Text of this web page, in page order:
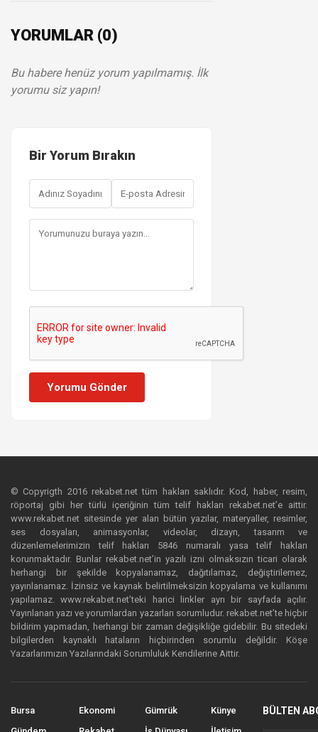
YORUMLAR (0)
Bu habere henüz yorum yapılmamış. İlk
yorumu siz yapın!
Bir Yorum Bırakın
Yorumu Gönder
© Copyrigth 2016 rekabet.net tüm hakları saklıdır. Kod, haber, resim,
röportaj gibi her türlü içeriğinin tüm telif hakları rekabet.net’e aittir.
www.rekabet.net sitesinde yer alan bütün yazılar, materyaller, resimler,
ses dosyaları, animasyonlar, videolar, dizayn, tasarım ve
düzenlemelerimizin telif hakları 5846 numaralı yasa telif hakları
korunmaktadır. Bunlar rekabet.net’in yazılı izni olmaksızın ticari olarak
herhangi bir şekilde kopyalanamaz, dağıtılamaz, değiştirilemez,
yayınlanamaz. İzinsiz ve kaynak belirtilmeksizin kopyalama ve kullanımı
yapılamaz. www.rekabet.net’teki harici linkler ayrı bir sayfada açılır.
Yayınlanan yazı ve yorumlardan yazarları sorumludur. rekabet.net’te hiçbir
bildirim yapmadan, herhangi bir zaman değişikliğe gidebilir. Bu sitedeki
bilgilerden kaynaklı hataların hiçbirinden sorumlu değildir. Köşe
Yazarlarımızın Yazılarındaki Sorumluluk Kendilerine Aittir.
Bursa
Ekonomi
Gümrük
Künye
BÜLTEN